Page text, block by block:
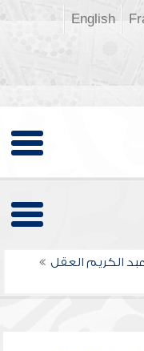
English
الكريم العقل